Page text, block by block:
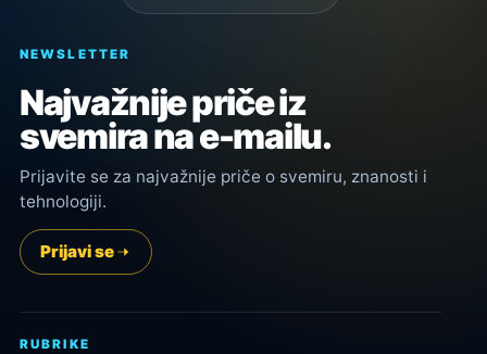
NEWSLETTER
Najvažnije priče iz
svemira na e-mailu.
Prijavite se za najvažnije priče o svemiru, znanosti i
tehnologiji.
Prijavi se
RUBRIKE